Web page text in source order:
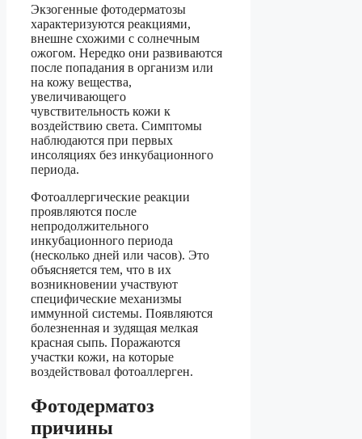
Экзогенные фотодерматозы
характеризуются реакциями,
внешне схожими с солнечным
ожогом. Нередко они развиваются
после попадания в организм или
на кожу вещества,
увеличивающего
чувствительность кожи к
воздействию света. Симптомы
наблюдаются при первых
инсоляциях без инкубационного
периода.
Фотоаллергические реакции
проявляются после
непродолжительного
инкубационного периода
(несколько дней или часов). Это
объясняется тем, что в их
возникновении участвуют
специфические механизмы
иммунной системы. Появляются
болезненная и зудящая мелкая
красная сыпь. Поражаются
участки кожи, на которые
воздействовал фотоаллерген.
Фотодерматоз
причины